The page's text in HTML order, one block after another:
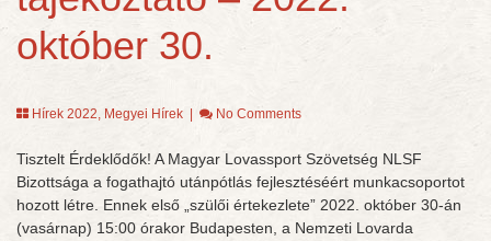
október 30.
Hírek 2022, Megyei Hírek No Comments
Tisztelt Érdeklődők! A Magyar Lovassport Szövetség NLSF
Bizottsága a fogathajtó utánpótlás fejlesztéséért munkacsoportot
hozott létre. Ennek első „szülői értekezlete” 2022. október 30-án
(vasárnap) 15:00 órakor Budapesten, a Nemzeti Lovarda